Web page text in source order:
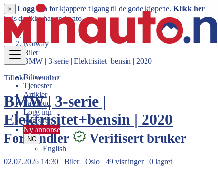
Bilannonser
Tjenester
Artikler
Få tilbud
Logg inn
Registrer
Ny annonse
NO
English
× Logg inn for kjappere tilgang til de gode kjøpene. Klikk her
hvis du ikke har en konto.
Norway
Biler
BMW | 3-serie | Elektrisitet+bensin | 2020
Tilbake til resultat
BMW | 3-serie |
Elektrisitet+bensin | 2020
Forhandler Verifisert bruker
02.07.2026 14:30 Biler Oslo 49 visninger 0 lagret